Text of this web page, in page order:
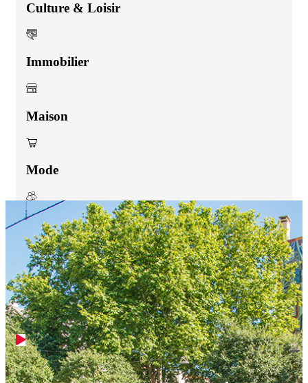
Culture & Loisir
Immobilier
Maison
Mode
Services